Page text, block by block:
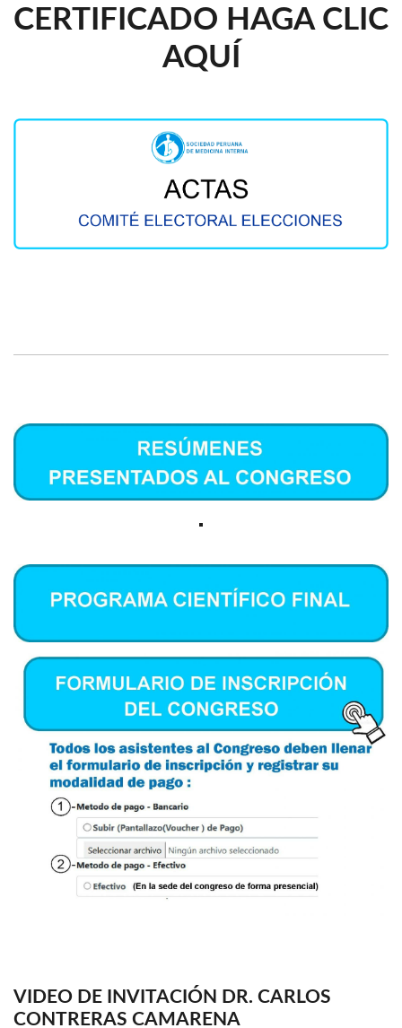
CERTIFICADO HAGA CLIC
AQUÍ
VIDEO DE INVITACIÓN DR. CARLOS
CONTRERAS CAMARENA